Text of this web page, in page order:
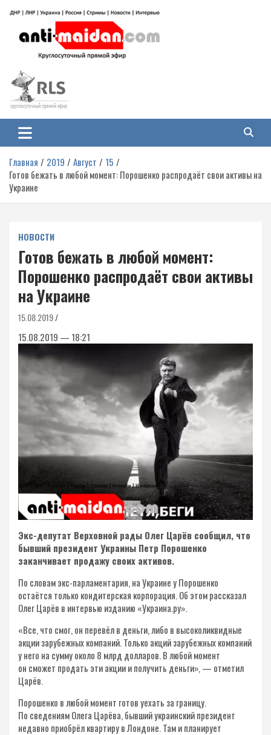
содержимому
Антимайдан: Гражданская война
на Украине
гражданской войне на Украине, включая события в Новороссии, ДНР,
ЛНР и других регионах.
Главная 2019 Август
15
Готов бежать в любой момент: Порошенко распродаёт свои активы на
Украине
НОВОСТИ
Готов бежать в любой момент:
Порошенко распродаёт свои активы
на Украине
15.08.2019
15.08.2019 — 18:21
Экс-депутат Верховной рады Олег Царёв сообщил, что
бывший президент Украины Петр Порошенко
заканчивает продажу своих активов.
По словам экс-парламентария, на Украине у Порошенко
остаётся только кондитерская корпорация. Об этом рассказал
Олег Царёв в интервью изданию «Украина.ру».
«Все, что смог, он перевёл в деньги, либо в высоколиквидные
акции зарубежных компаний. Только акций зарубежных компаний
у него на сумму около 8 млрд долларов. В любой момент
он сможет продать эти акции и получить деньги», — отметил
Царёв.
Порошенко в любой момент готов уехать за границу.
По сведениям Олега Царёва, бывший украинский президент
недавно приобрёл квартиру в Лондоне. Там и планирует